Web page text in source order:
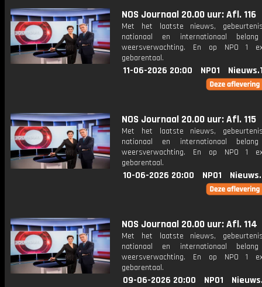
NOS Journaal 20.00 uur: Afl. 116
Met het laatste nieuws,
nationaal en internationaal
weersverwachting. En op NPO 1
gebarentaal.
11-06-2026 20:00 NPO1
NOS Journaal 20.00 uur: Afl. 115
Met het laatste nieuws,
nationaal en internationaal
weersverwachting. En op NPO 1
gebarentaal.
10-06-2026 20:00 NPO1
NOS Journaal 20.00 uur: Afl. 114
Met het laatste nieuws,
nationaal en internationaal
weersverwachting. En op NPO 1
gebarentaal.
09-06-2026 20:00 NPO1